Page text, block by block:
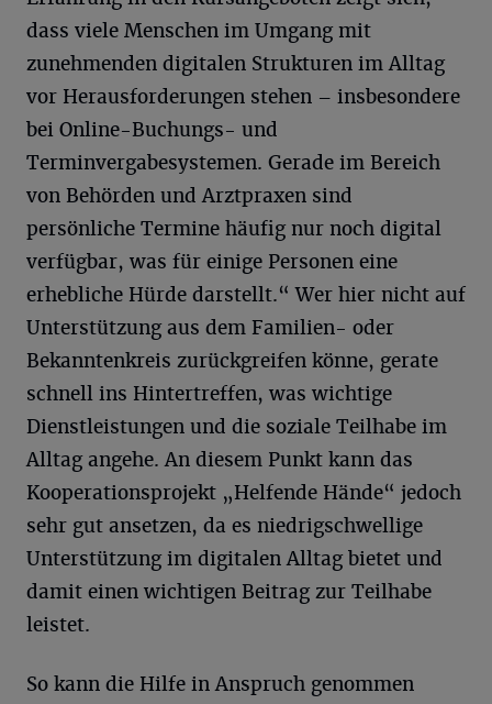
dass viele Menschen im Umgang mit
zunehmenden digitalen Strukturen im Alltag
vor Herausforderungen stehen – insbesondere
bei Online-Buchungs- und
Terminvergabesystemen. Gerade im Bereich
von Behörden und Arztpraxen sind
persönliche Termine häufig nur noch digital
verfügbar, was für einige Personen eine
erhebliche Hürde darstellt.“ Wer hier nicht auf
Unterstützung aus dem Familien- oder
Bekanntenkreis zurückgreifen könne, gerate
schnell ins Hintertreffen, was wichtige
Dienstleistungen und die soziale Teilhabe im
Alltag angehe. An diesem Punkt kann das
Kooperationsprojekt „Helfende Hände“ jedoch
sehr gut ansetzen, da es niedrigschwellige
Unterstützung im digitalen Alltag bietet und
damit einen wichtigen Beitrag zur Teilhabe
leistet.
So kann die Hilfe in Anspruch genommen